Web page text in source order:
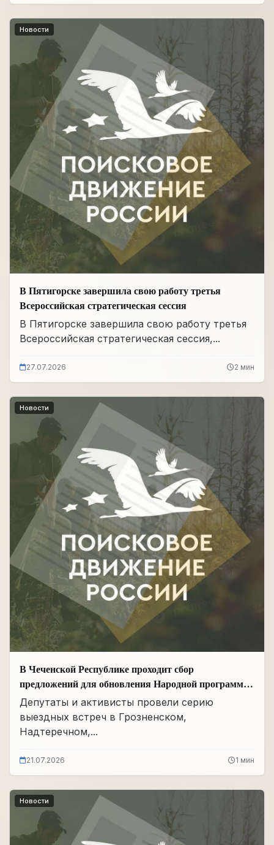
Новости
В Пятигорске завершила свою работу третья
Всероссийская стратегическая сессия
В Пятигорске завершила свою работу третья
Всероссийская стратегическая сессия,...
27.07.2026 2 мин
Новости
В Чеченской Республике проходит сбор
предложений для обновления Народной программы
в сфере АПК
Депутаты и активисты провели серию
выездных встреч в Грозненском,
Надтеречном,...
21.07.2026 1 мин
Новости